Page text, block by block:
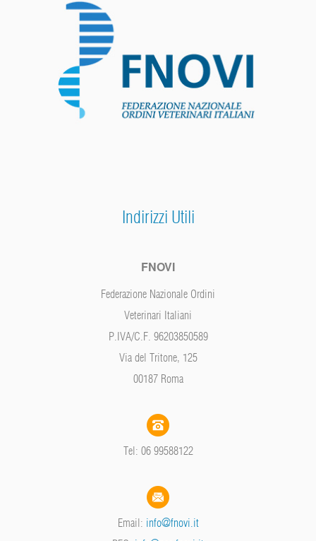
Indirizzi Utili
FNOVI
Federazione Nazionale Ordini
Veterinari Italiani
P.IVA/C.F. 96203850589
Via del Tritone, 125
00187 Roma
Tel: 06 99588122
Email: info@fnovi.it